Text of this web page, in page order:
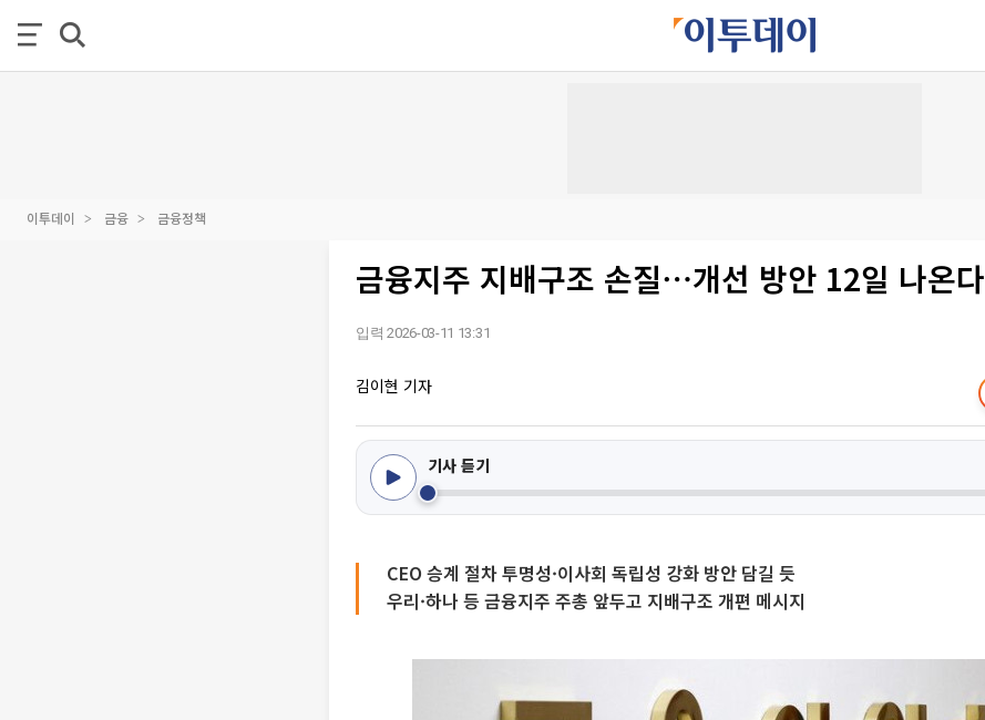
이투데이 금융 금융정책
금융지주 지배구조 손질⋯개선 방안 12일 나온다
입력 2026-03-11 13:31
김이현 기자
기사 듣기
CEO 승계 절차 투명성·이사회 독립성 강화 방안 담길 듯
우리·하나 등 금융지주 주총 앞두고 지배구조 개편 메시지